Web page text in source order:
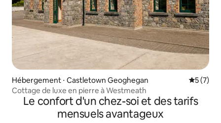
Hébergement ⋅ Castletown Geoghegan
5 (7)
Cottage de luxe en pierre à Westmeath
Le confort d'un chez-soi et des tarifs
mensuels avantageux